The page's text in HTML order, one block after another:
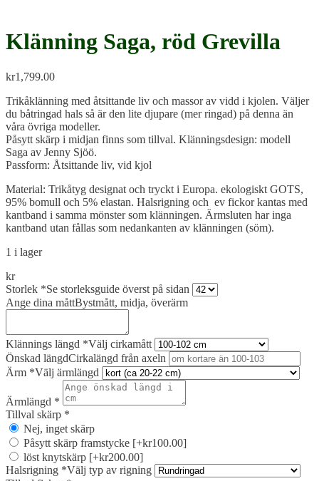
Klänning Saga, röd Grevilla
kr1,799.00
Trikåklänning med åtsittande liv och massor av vidd i kjolen. Väljer
du båtringad hals så är den lite djupare (mer ringad) på denna än
våra övriga modeller.
Påsytt skärp i midjan finns som tillval. Klänningsdesign: modell
Saga av Jenny Sjöö.
Passform: Åtsittande liv, vid kjol
Material: Trikåtyg designat och tryckt i Europa. ekologiskt GOTS,
95% bomull och 5% elastan. Halsrigning och ev fickor kantas med
kantband i samma mönster som klänningen. Ärmsluten har inga
kantband utan fållas som nedankanten av klänningen (söm).
1 i lager
kr
Storlek *Se storleksguide överst på sidan
Ange dina måttBystmått, midja, överärm
Klännings längd *Välj cirkamått
Önskad längdCirkalängd från axeln
Ärm *Välj ärmlängd
Ärmlängd *
Tillval skärp *
Nej, inget skärp
Påsytt skärp framstycke [+kr100.00]
löst knytskärp [+kr200.00]
Halsrigning *Välj typ av rigning